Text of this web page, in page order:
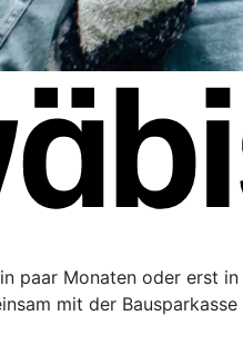
paar Monaten oder erst
mit der